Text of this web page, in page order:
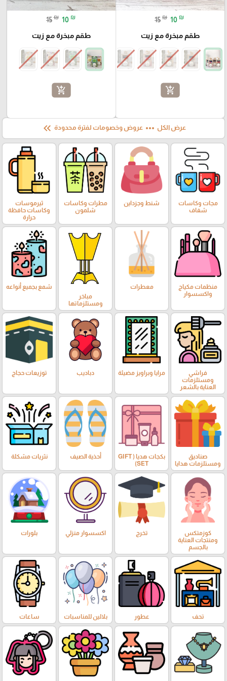
15 ₪ 10 ₪
طقم مبخرة مع زيت
add_shopping_cart
15 ₪ 10 ₪
طقم مبخرة مع زيت
add_shopping_cart
عرض الكل more_horiz عروض وخصومات لفترة محدودة keyboard_double_arrow_left
مجات وكاسات
شفاف
شنط وجزداين
مطرات وكاسات
شلمون
ثيرموسات
وكاسات حافظة
حرارة
منظمات مكياج
واكسسوار
معطرات
مباخر
ومستلزماتها
شمع بجميع أنواعه
فراشي
ومستلزمات
العناية بالشعر
مرايا وبراويز مضيئة دباديب توزيعات حجاج
صناديق
ومستلزمات هدايا
بكجات هديا ( GIFT
SET)
أحذية الصيف نثريات مشكلة
كوزمتكس
ومنتجات العناية
بالجسم
تخرج اكسسوار منزلي بلورات
تحف عطور بلالين للمناسبات ساعات